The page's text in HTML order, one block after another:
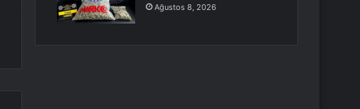
Ağustos 8, 2026